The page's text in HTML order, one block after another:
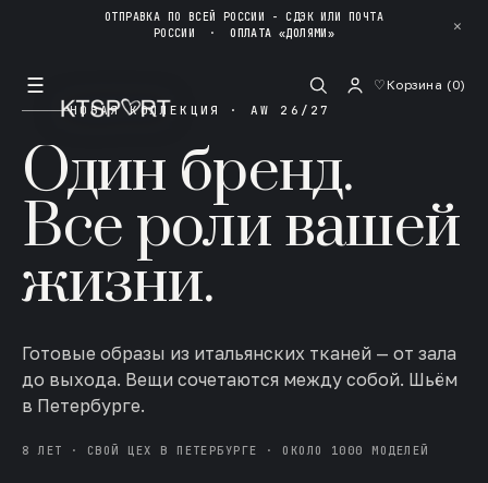
ОТПРАВКА ПО ВСЕЙ РОССИИ - СДЭК ИЛИ ПОЧТА
РОССИИ ·ОПЛАТА «ДОЛЯМИ» ✕
☰ ♡Корзина (0)
НОВАЯ КОЛЛЕКЦИЯ · AW 26/27
Один бренд.
Все роли вашей
жизни.
Готовые образы из итальянских тканей — от зала
до выхода. Вещи сочетаются между собой. Шьём
в Петербурге.
8 ЛЕТ · СВОЙ ЦЕХ В ПЕТЕРБУРГЕ · ОКОЛО 1000 МОДЕЛЕЙ